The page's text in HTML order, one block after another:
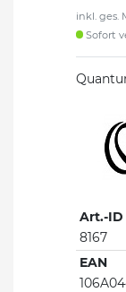
inkl. ges.
Sofort
Art.-ID
8167
EAN